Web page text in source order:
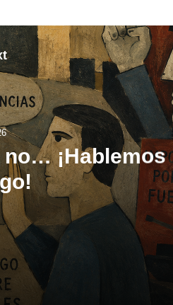
¡Hablemos
diálogo!